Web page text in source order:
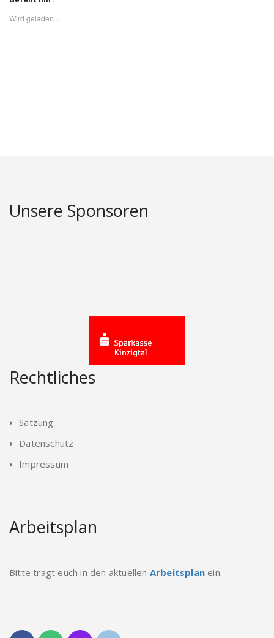
Wird geladen...
Unsere Sponsoren
Rechtliches
Satzung
Datenschutz
Impressum
Arbeitsplan
Bitte tragt euch in den aktuellen Arbeitsplan ein.